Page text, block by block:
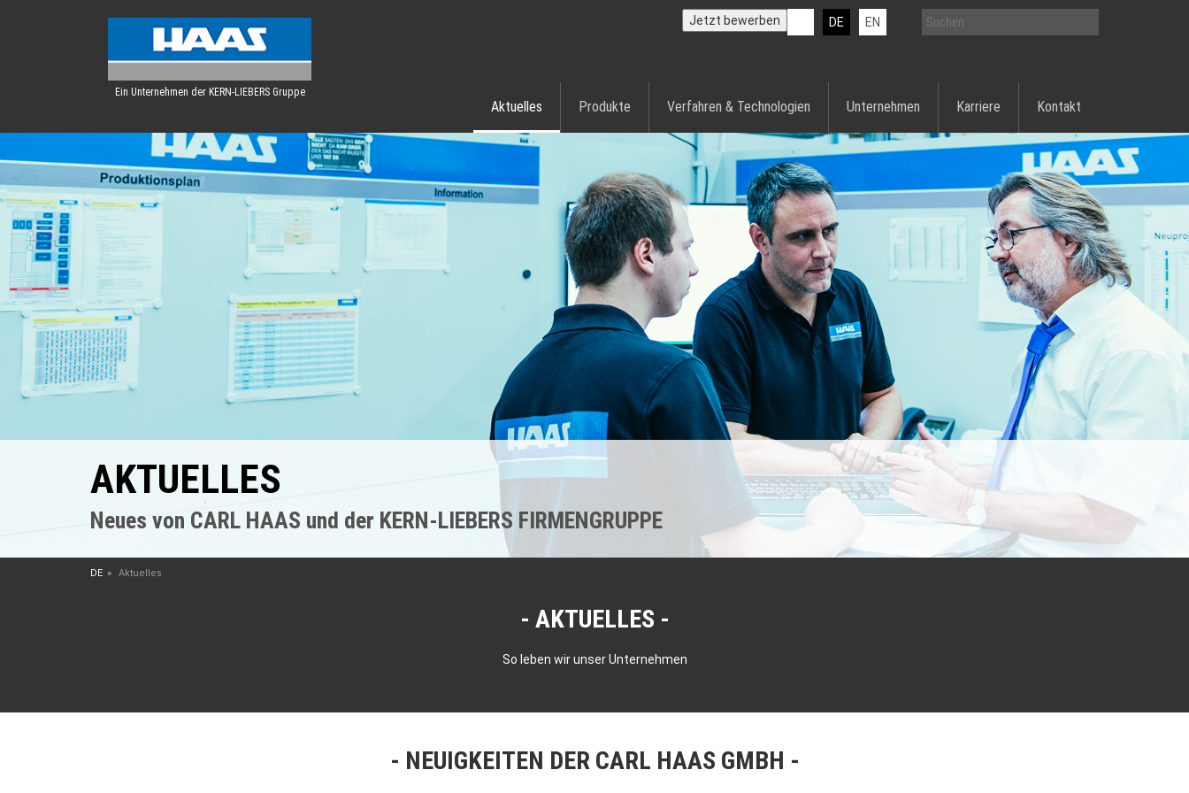
Ein Unternehmen der KERN-LIEBERS Gruppe
DE EN
Jetzt bewerben
Aktuelles Produkte Verfahren & Technologien Unternehmen Karriere Kontakt
AKTUELLES
Neues von CARL HAAS und der KERN-LIEBERS FIRMENGRUPPE
DE Aktuelles
AKTUELLES
So leben wir unser Unternehmen
NEUIGKEITEN DER CARL HAAS GMBH